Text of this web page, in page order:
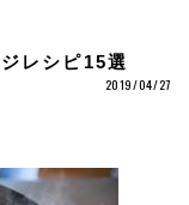
レシピ15選
2019/04/27